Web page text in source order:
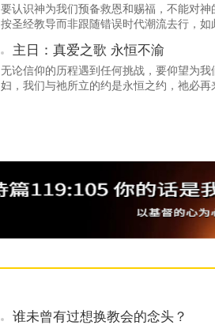
启示
要认识神为我们预备救恩和赐福，不能对
按圣经教导而非跟随错误时代潮流去行，如
主日：真爱之歌 永恒不渝
无论信仰的历程遇到任何挑战，要仰望为
妇，我们与祂所立的约是永恒之约，祂必
谁未曾有过想换教会的念头？